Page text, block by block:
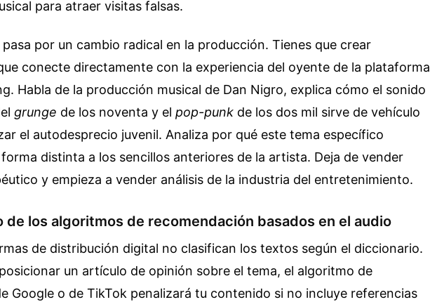
para atraer visitas falsas.
pasa por un cambio radical en la producción. Tienes que crear
conecte directamente con la experiencia del oyente de la plataforma
Habla de la producción musical de Dan Nigro, explica cómo el sonido
grunge de los noventa y el pop-punk de los dos mil sirve de vehículo
el autodesprecio juvenil. Analiza por qué este tema específico
distinta a los sencillos anteriores de la artista. Deja de vender
y empieza a vender análisis de la industria del entretenimiento.
de los algoritmos de recomendación basados en el audio
de distribución digital no clasifican los textos según el diccionario.
un artículo de opinión sobre el tema, el algoritmo de
Google o de TikTok penalizará tu contenido si no incluye referencias